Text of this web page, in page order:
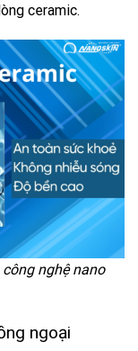
ceramic.
nghệ nano
ngoại